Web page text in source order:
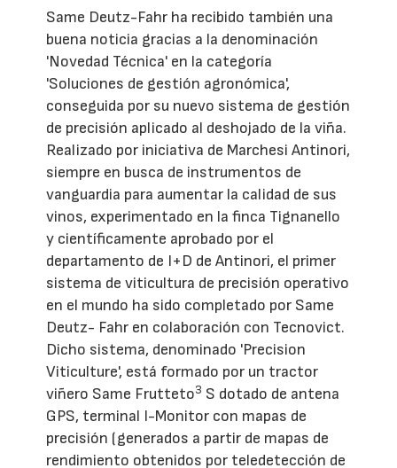
Same Deutz-Fahr ha recibido también una
buena noticia gracias a la denominación
'Novedad Técnica' en la categoría
'Soluciones de gestión agronómica',
conseguida por su nuevo sistema de gestión
de precisión aplicado al deshojado de la viña.
Realizado por iniciativa de Marchesi Antinori,
siempre en busca de instrumentos de
vanguardia para aumentar la calidad de sus
vinos, experimentado en la finca Tignanello
y científicamente aprobado por el
departamento de I+D de Antinori, el primer
sistema de viticultura de precisión operativo
en el mundo ha sido completado por Same
Deutz- Fahr en colaboración con Tecnovict.
Dicho sistema, denominado 'Precision
Viticulture', está formado por un tractor
viñero Same Frutteto3 S dotado de antena
GPS, terminal I-Monitor con mapas de
precisión (generados a partir de mapas de
rendimiento obtenidos por teledetección de